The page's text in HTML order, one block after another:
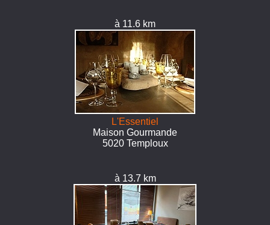
à 11.6 km
L'Essentiel
Maison Gourmande
5020 Temploux
à 13.7 km